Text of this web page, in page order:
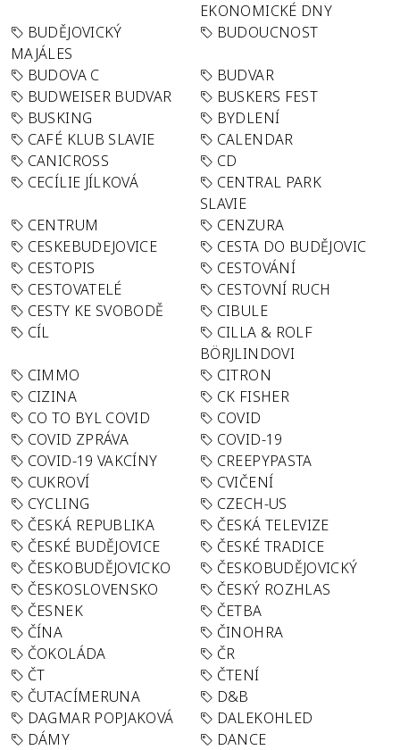
EKONOMICKÉ DNY
BUDĚJOVICKÝ
MAJÁLES
BUDOUCNOST
BUDOVA C
BUDVAR
BUDWEISER BUDVAR
BUSKERS FEST
BUSKING
BYDLENÍ
CAFÉ KLUB SLAVIE
CALENDAR
CANICROSS
CD
CECÍLIE JÍLKOVÁ
CENTRAL PARK
SLAVIE
CENTRUM
CENZURA
CESKEBUDEJOVICE
CESTA DO BUDĚJOVIC
CESTOPIS
CESTOVÁNÍ
CESTOVATELÉ
CESTOVNÍ RUCH
CESTY KE SVOBODĚ
CIBULE
CÍL
CILLA & ROLF
BÖRJLINDOVI
CIMMO
CITRON
CIZINA
CK FISHER
CO TO BYL COVID
COVID
COVID ZPRÁVA
COVID-19
COVID-19 VAKCÍNY
CREEPYPASTA
CUKROVÍ
CVIČENÍ
CYCLING
CZECH-US
ČESKÁ REPUBLIKA
ČESKÁ TELEVIZE
ČESKÉ BUDĚJOVICE
ČESKÉ TRADICE
ČESKOBUDĚJOVICKO
ČESKOBUDĚJOVICKÝ
ČESKOSLOVENSKO
ČESKÝ ROZHLAS
ČESNEK
ČETBA
ČÍNA
ČINOHRA
ČOKOLÁDA
ČR
ČT
ČTENÍ
ČUTACÍMERUNA
D&B
DAGMAR POPJAKOVÁ
DALEKOHLED
DÁMY
DANCE